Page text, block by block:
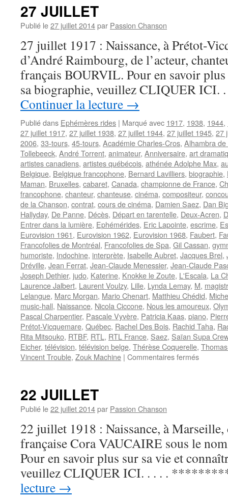
de
Montréal
qu’en
sera-
t-
il
des
festivals
européens
l’été
2020
?
27 JUILLET
Publié le27 juillet 2014par Passion Chanson
27 juillet 1917 : Naissance, à Prétot-
d’André Raimbourg, de l’acteur,
français BOURVIL. Pour en savoir
sa biographie, veuillez CLIQUER
Continuer la lecture →
Publié dans Ephémères rides | Marqué avec 1917, 1938, 1944,
27 juillet 1917, 27 juillet 1938, 27 juillet 1944, 27 juillet 1945, 27
2006, 33-tours, 45-tours, Académie Charles-Cros, Alhambra
Tollebeeck, André Torrent, animateur, Anniversaire, art
artistes canadiens, artistes québécois, athénée Adolphe Max,
Belgique, Belgique francophone, Bernard Lavilliers, biographie,
Maman, Bruxelles, cabaret, Canada, championne de France,
francophone, chanteur, chanteuse, cinéma, compositeur,
de la Chanson, contrat, cours de cinéma, Damien Saez, Dan
Hallyday, De Panne, Décès, Départ en tarentelle, Deux-Acren,
Entrer dans la lumière, Ephémérides, Eric Lapointe, escrime,
Eurovision 1961, Eurovision 1962, Eurovision 1968, Faubert,
Francofolies de Montréal, Francofolies de Spa, Gil Cassan,
humoriste, Indochine, interprète, Isabelle Aubret, Jacques Brel,
Dréville, Jean Ferrat, Jean-Claude Menessier, Jean-Claude
Joseph Dethier, judo, Katerine, Knokke le Zoute, L'Escala, La
Laurence Jalbert, Laurent Voulzy, Lille, Lynda Lemay, M,
Lelangue, Marc Morgan, Mario Chenart, Matthieu Chédid,
music-hall, Naissance, Nicola Ciccone, Nous les amoureux,
Pascal Charpentier, Pascale Vyvère, Patricia Kaas, piano,
Prétot-Vicquemare, Québec, Rachel Des Bois, Rachid Taha,
Rita Mitsouko, RTBF, RTL , RTL France, Saez, Saïan Supa Crew
Eicher, télévision, télévision belge, Thérèse Coquerelle,
Vincent Trouble, Zouk Machine | Commentaires ferméssur
22 JUILLET
Publié le22 juillet 2014par Passion Chanson
22 juillet 1918 : Naissance, à Marseille,
française Cora VAUCAIRE sous le
Pour en savoir plus sur sa vie et
veuillez CLIQUER ICI. . . . .
lecture →